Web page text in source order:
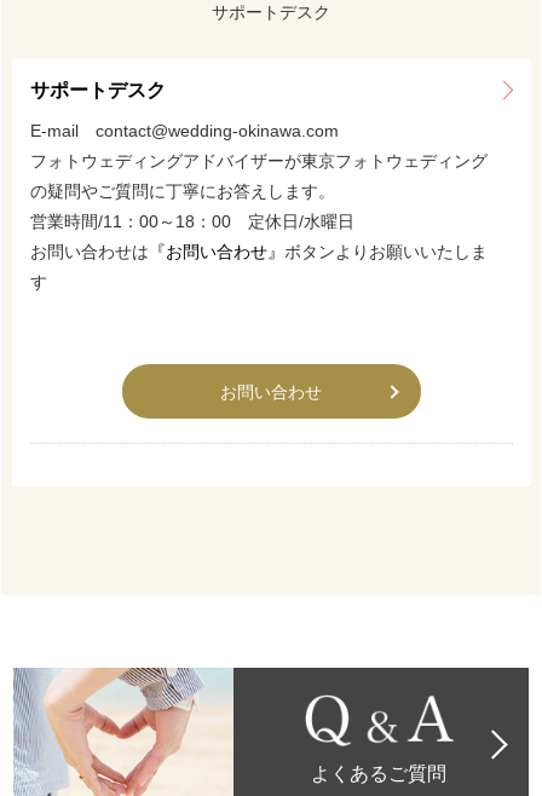
サポートデスク
サポートデスク
E-mail contact@wedding-okinawa.com
フォトウェディングアドバイザーが東京フォトウェディング
の疑問やご質問に丁寧にお答えします。
営業時間/11：00～18：00 定休日/水曜日
お問い合わせは 『お問い合わせ』 ボタンよりお願いいたしま
す
お問い合わせ
よくあるご質問